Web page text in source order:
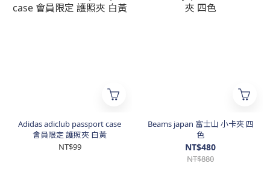
Adidas adiclub passport case
會員限定 護照夾 白黃
NT$99
Beams japan 富士山 小卡夾 四
色
NT$480
NT$880